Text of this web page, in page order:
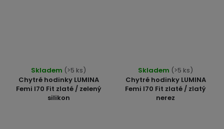
Chytré hodinky LUMINA
Femi I70 Fit zlaté / zelený
silikon
Skladem (>5 ks)
Chytré hodinky LUMINA
Femi I70 Fit zlaté / zlatý
nerez
hodnocení
produktu
je
Skladem (>5 ks)